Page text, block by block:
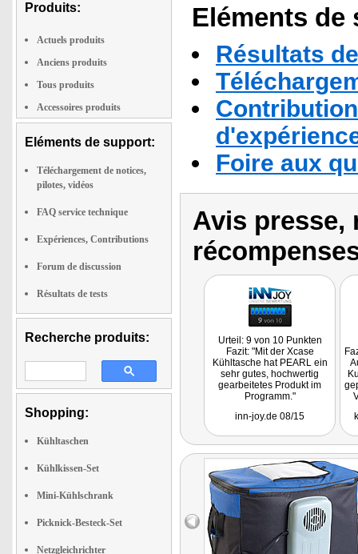
Produits:
Actuels produits
Anciens produits
Tous produits
Accessoires produits
Eléments de support:
Téléchargement de notices,
pilotes, vidéos
FAQ service technique
Expériences, Contributions
Forum de discussion
Résultats de tests
Recherche produits:
Shopping:
Kühltaschen
Kühlkissen-Set
Mini-Kühlschrank
Picknick-Besteck-Set
Netzgleichrichter
Eléments
Résultats
Foire aux
Avis presse,
Urteil: 9 von 10 Punkten
Fazit: "Mit der Xcase
Kühltasche hat PEARL ein
sehr gutes, hochwertig
gearbeitetes Produkt im
Programm."
inn-joy.de 08/15